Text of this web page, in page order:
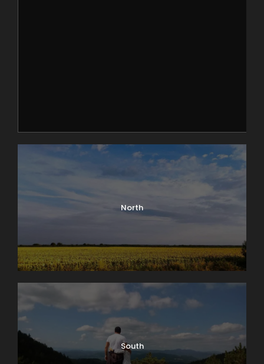
North
South